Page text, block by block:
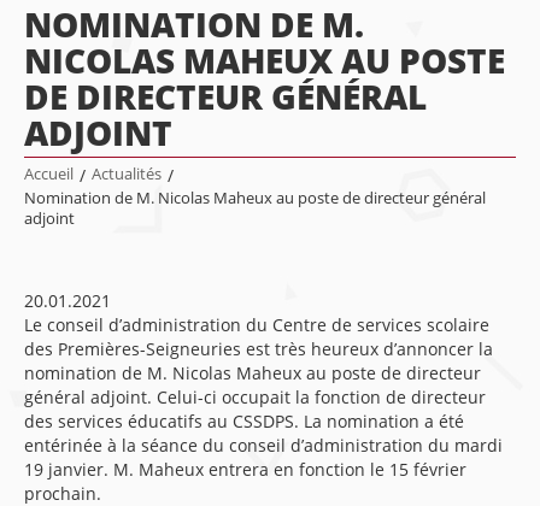
NOMINATION DE M.
NICOLAS MAHEUX AU POSTE
DE DIRECTEUR GÉNÉRAL
ADJOINT
Accueil / Actualités /
Nomination de M. Nicolas Maheux au poste de directeur général
adjoint
20.01.2021
Le conseil d’administration du Centre de services scolaire
des Premières-Seigneuries est très heureux d’annoncer la
nomination de M. Nicolas Maheux au poste de directeur
général adjoint. Celui-ci occupait la fonction de directeur
des services éducatifs au CSSDPS. La nomination a été
entérinée à la séance du conseil d’administration du mardi
19 janvier. M. Maheux entrera en fonction le 15 février
prochain.